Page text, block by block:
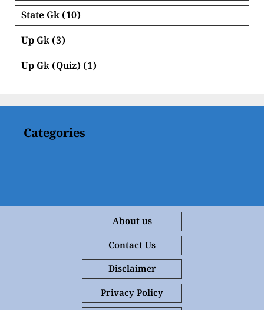
State Gk (10)
Up Gk (3)
Up Gk (Quiz) (1)
Categories
About us
Contact Us
Disclaimer
Privacy Policy